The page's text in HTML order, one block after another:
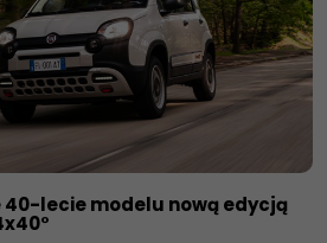
40-lecie modelu nową edycją